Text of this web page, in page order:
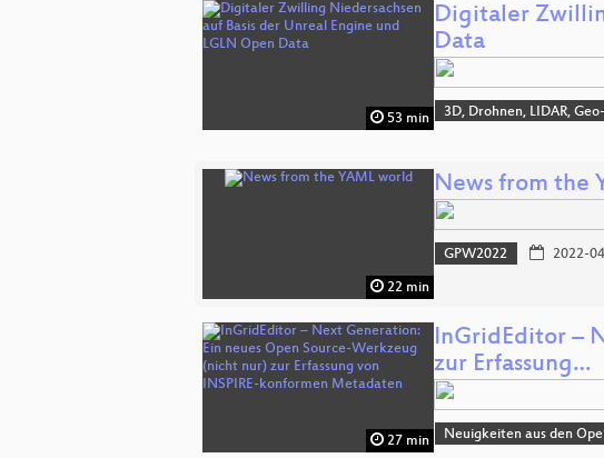
53 min
Digitaler
Data
3D, Drohnen, LIDAR,
22 min
News from the
GPW2022 2022-
27 min
InGridEditor –
zur Erfassung…
Neuigkeiten aus den